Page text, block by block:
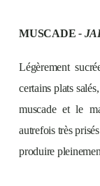
MUSCADE -
Légèrement
certains plats
muscade et le
autrefois très
produire